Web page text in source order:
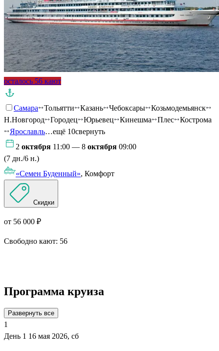
осталось 56 кают
Самара Тольятти Казань Чебоксары
Козьмодемьянск
Н.Новгород
Городец Юрьевец Кинешма Плес
Кострома
Ярославль…ещё 10свернуть
2 октября 11:00 — 8 октября 09:00
(7 дн./6 н.)
«Семен Буденный», Комфорт
Скидки
от 56 000 ₽
Свободно кают: 56
Программа круиза
Развернуть все
1
День 1 16 мая 2026, сб